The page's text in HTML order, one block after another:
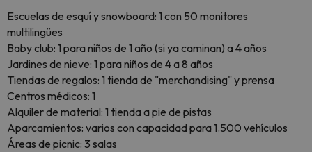
Escuelas de esquí y snowboard: 1 con 50 monitores
multilingües
Baby club: 1 para niños de 1 año (si ya caminan) a 4 años
Jardines de nieve: 1 para niños de 4 a 8 años
Tiendas de regalos: 1 tienda de "merchandising" y prensa
Centros médicos: 1
Alquiler de material: 1 tienda a pie de pistas
Aparcamientos: varios con capacidad para 1.500 vehículos
Áreas de picnic: 3 salas